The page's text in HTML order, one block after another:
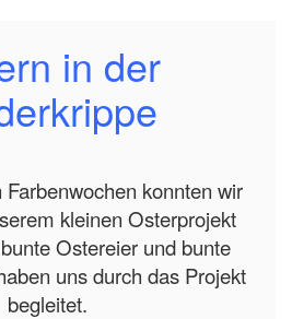
in der
konnten wir
kleinen Osterprojekt
Ostereier und bunte
uns durch das Projekt
begleitet.